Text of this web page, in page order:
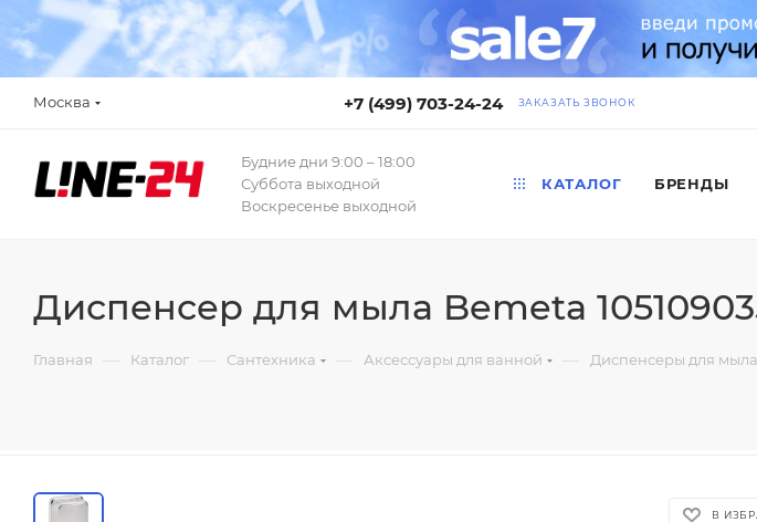
Москва +7 (499) 703-24-24 ЗАКАЗАТЬ ЗВОНОК
Будние дни 9:00 – 18:00
Суббота выходной
Воскресенье выходной
КАТАЛОГ БРЕНДЫ
Диспенсер для мыла Bemeta
Главная — Каталог — Сантехника — Аксессуары для ванной — Диспенсеры для мыла
В